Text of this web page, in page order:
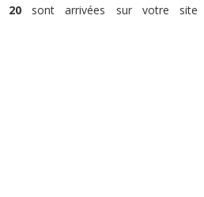
20 sont arrivées sur votre site